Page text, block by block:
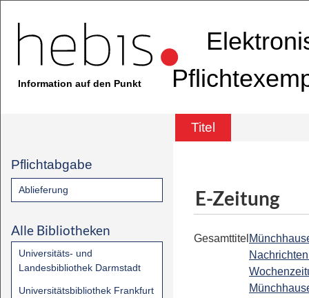
Information auf den Punkt
Titel
Pflichtabgabe
Ablieferung
Alle Bibliotheken
Universitäts- und
Landesbibliothek Darmstadt
Universitätsbibliothek Frankfurt
E-Zeitung
Gesamttitel